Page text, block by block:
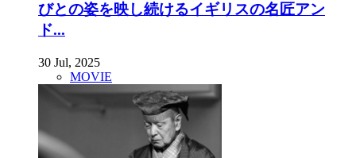
びとの姿を映し続けるイギリスの名匠アン
ド...
30 Jul, 2025
MOVIE